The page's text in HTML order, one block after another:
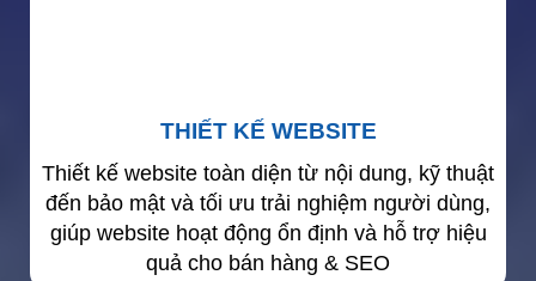
THIẾT KẾ WEBSITE
Thiết kế website toàn diện từ nội dung, kỹ thuật
đến bảo mật và tối ưu trải nghiệm người dùng,
giúp website hoạt động ổn định và hỗ trợ hiệu
quả cho bán hàng & SEO